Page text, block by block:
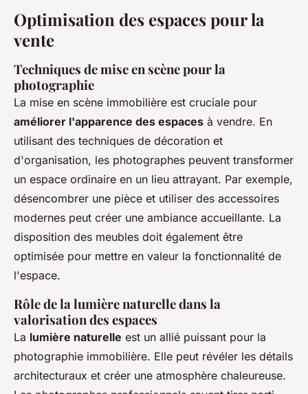
Optimisation des espaces pour la
vente
Techniques de mise en scène pour la
photographie
La mise en scène immobilière est cruciale pour
améliorer l'apparence des espaces à vendre. En
utilisant des techniques de décoration et
d'organisation, les photographes peuvent transformer
un espace ordinaire en un lieu attrayant. Par exemple,
désencombrer une pièce et utiliser des accessoires
modernes peut créer une ambiance accueillante. La
disposition des meubles doit également être
optimisée pour mettre en valeur la fonctionnalité de
l'espace.
Rôle de la lumière naturelle dans la
valorisation des espaces
La lumière naturelle est un allié puissant pour la
photographie immobilière. Elle peut révéler les détails
architecturaux et créer une atmosphère chaleureuse.